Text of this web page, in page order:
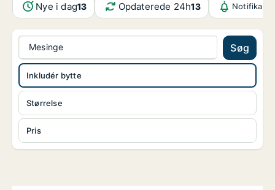
Nye i dag13 Opdaterede 24h13
Mesinge Søg
Størrelse
Pris
Inkludér bytte